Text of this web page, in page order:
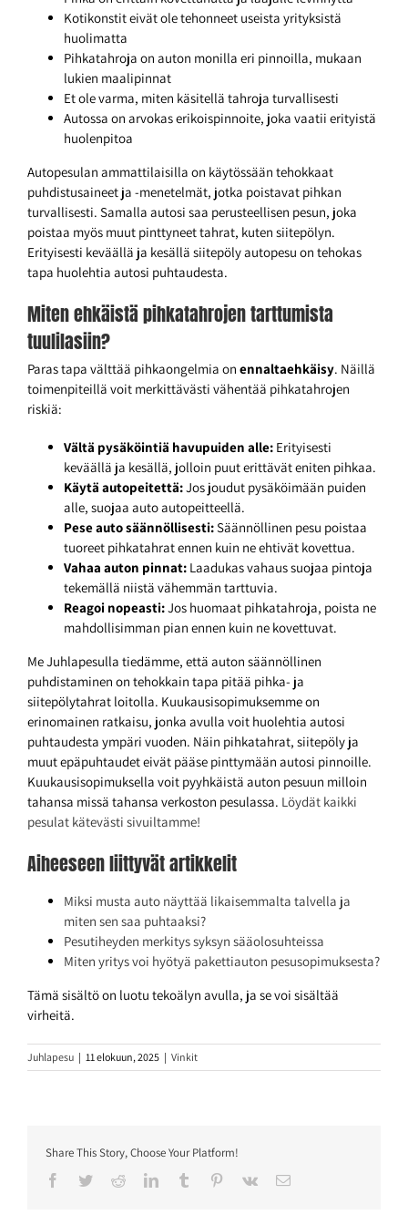
Kotikonstit eivät ole tehonneet useista yrityksistä
huolimatta
Pihkatahroja on auton monilla eri pinnoilla, mukaan
lukien maalipinnat
Et ole varma, miten käsitellä tahroja turvallisesti
Autossa on arvokas erikoispinnoite, joka vaatii erityistä
huolenpitoa
Autopesulan ammattilaisilla on käytössään tehokkaat
puhdistusaineet ja -menetelmät, jotka poistavat pihkan
turvallisesti. Samalla autosi saa perusteellisen pesun, joka
poistaa myös muut pinttyneet tahrat, kuten siitepölyn.
Erityisesti keväällä ja kesällä siitepöly autopesu on tehokas
tapa huolehtia autosi puhtaudesta.
Miten ehkäistä pihkatahrojen tarttumista
tuulilasiin?
Paras tapa välttää pihkaongelmia on ennaltaehkäisy. Näillä
toimenpiteillä voit merkittävästi vähentää pihkatahrojen
riskiä:
Vältä pysäköintiä havupuiden alle: Erityisesti
keväällä ja kesällä, jolloin puut erittävät eniten pihkaa.
Käytä autopeitettä:Jos joudut pysäköimään puiden
alle, suojaa auto autopeitteellä.
Pese auto säännöllisesti:Säännöllinen pesu poistaa
tuoreet pihkatahrat ennen kuin ne ehtivät kovettua.
Vahaa auton pinnat: Laadukas vahaus suojaa pintoja
tekemällä niistä vähemmän tarttuvia.
Reagoi nopeasti:Jos huomaat pihkatahroja, poista ne
mahdollisimman pian ennen kuin ne kovettuvat.
Me Juhlapesulla tiedämme, että auton säännöllinen
puhdistaminen on tehokkain tapa pitää pihka- ja
siitepölytahrat loitolla. Kuukausisopimuksemme on
erinomainen ratkaisu, jonka avulla voit huolehtia autosi
puhtaudesta ympäri vuoden. Näin pihkatahrat, siitepöly ja
muut epäpuhtaudet eivät pääse pinttymään autosi pinnoille.
Kuukausisopimuksella voit pyyhkäistä auton pesuun milloin
tahansa missä tahansa verkoston pesulassa. Löydät kaikki
pesulat kätevästi sivuiltamme!
Aiheeseen liittyvät artikkelit
Miksi musta auto näyttää likaisemmalta talvella ja
miten sen saa puhtaaksi?
Pesutiheyden merkitys syksyn sääolosuhteissa
Miten yritys voi hyötyä pakettiauton pesusopimuksesta?
Tämä sisältö on luotu tekoälyn avulla, ja se voi sisältää
virheitä.
Juhlapesu | 11 elokuun, 2025 | Vinkit
Share This Story, Choose Your Platform!
Facebook
TwitterRedditLinkedInTumblr Pinterest
Vk Sähköposti